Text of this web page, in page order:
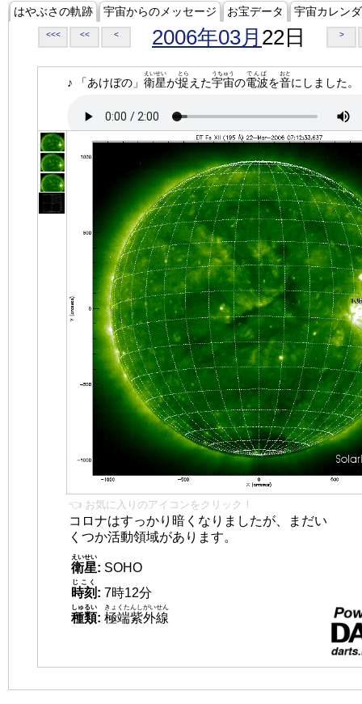
はやぶさの軌跡 宇宙からのメッセージ お宝データ 宇宙カレン
<<< << < 2006年03月 22日 >
♪ 「あけぼの」 衛星
えいせい
が捉
とら
えた宇宙
うちゅう
の電波
でんぱ
を音
おと
にしました。
👈 お気に入りのアイコンをクリック！
コロナはすっかり暗くなりましたが、まだい
くつか活動領域があります。
衛星
えいせい
: SOHO
時刻
じこく
: 7時12分
種類
しゅるい
: 極端紫外線
きょくたんしがいせん